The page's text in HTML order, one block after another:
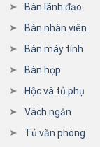
Bàn lãnh đạo
Bàn nhân viên
Bàn máy tính
Bàn họp
Hộc và tủ phụ
Vách ngăn
Tủ văn phòng